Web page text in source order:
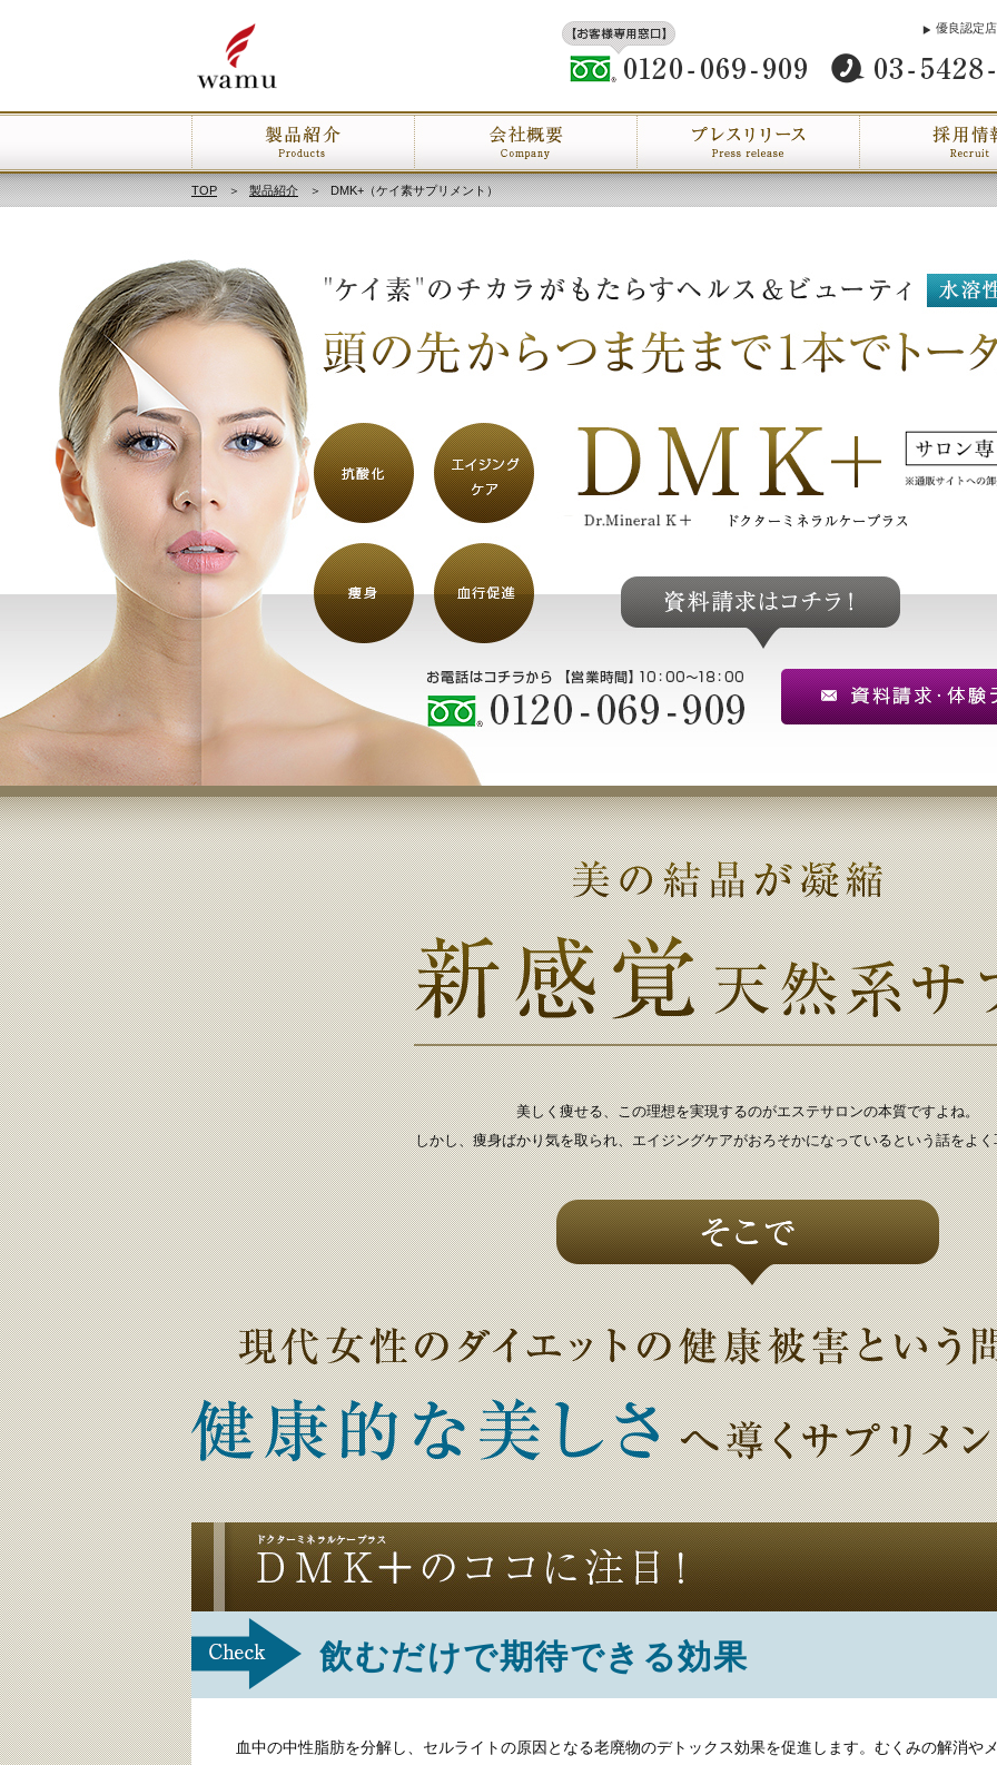
優良認定
TOP ＞ 製品紹介 ＞ DMK+（ケイ素サプリメント）
美しく痩せる、この理想を実現するのがエステサロンの本質ですよね。
しかし、痩身ばかり気を取られ、エイジングケアがおろそかになっているという話をよ
飲むだけで期待できる効果
血中の中性脂肪を分解し、セルライトの原因となる老廃物のデトックス効果を促進します。むくみの解消や